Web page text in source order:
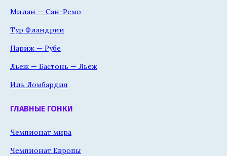
Милан — Сан-Ремо
Тур Фландрии
Париж — Рубе
Льеж — Бастонь — Льеж
Иль Ломбардия
ГЛАВНЫЕ ГОНКИ
Чемпионат мира
Чемпионат Европы